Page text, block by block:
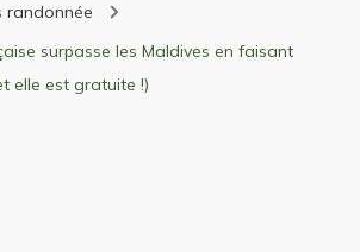
matériel, stations de ski
randonnée
surpasse les Maldives en faisant
elle est gratuite !)